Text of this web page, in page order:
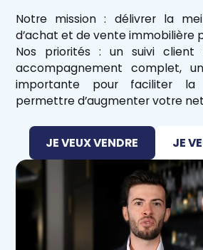
Notre mission : délivrer la
d’achat et de vente immobilière
Nos priorités : un suivi client
accompagnement complet,
importante pour faciliter
permettre d’augmenter votre
JE VEUX VENDRE JE